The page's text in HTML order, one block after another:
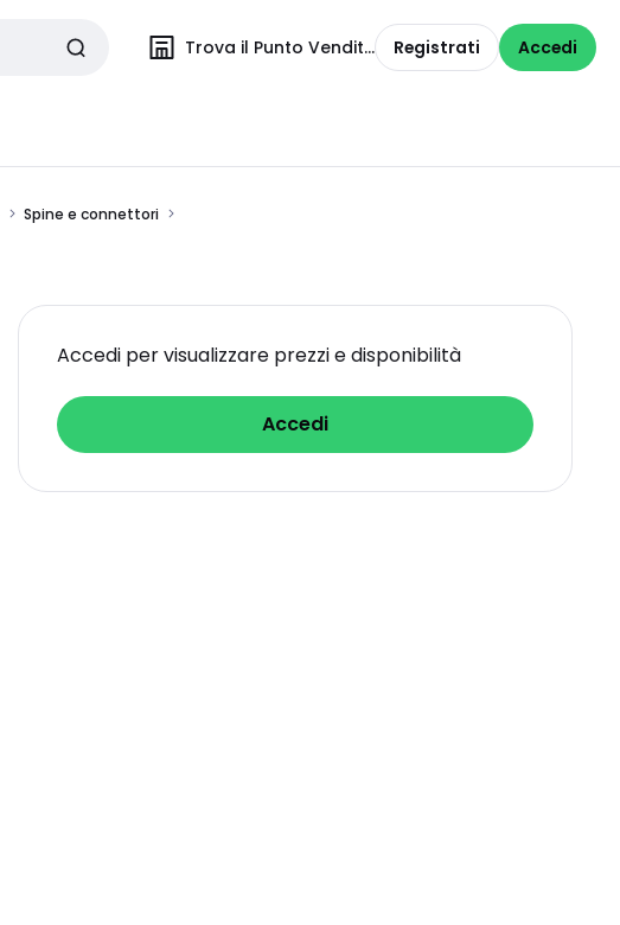
Trova il Punto Vendita Registrati Accedi
Spine e connettori
Accedi per visualizzare prezzi e disponibilità
Accedi